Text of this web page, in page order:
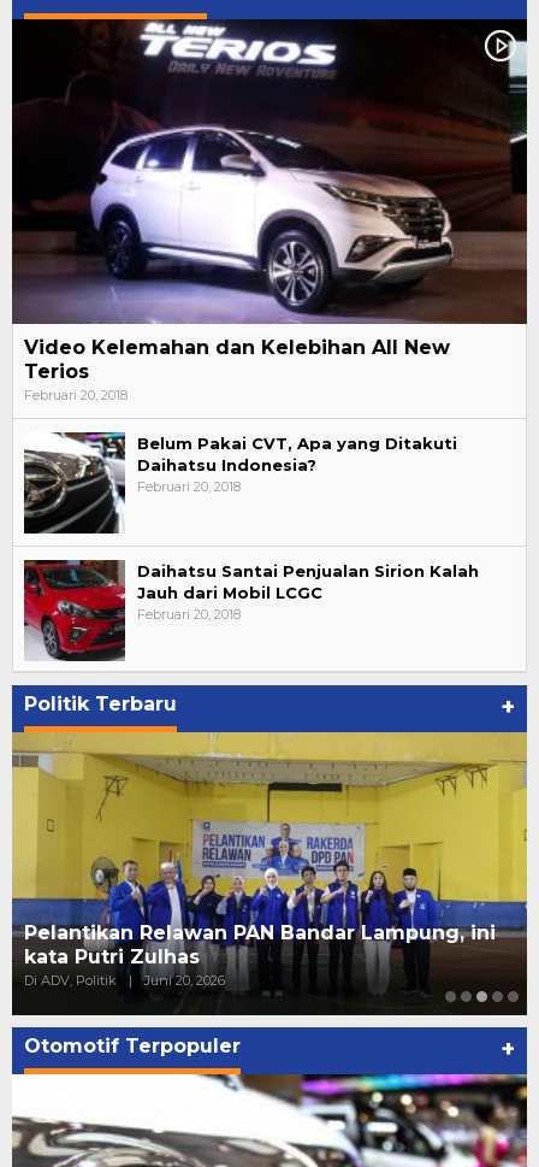
Video Kelemahan dan Kelebihan All New
Terios
Februari 20, 2018
Belum Pakai CVT, Apa yang Ditakuti
Daihatsu Indonesia?
Februari 20, 2018
Daihatsu Santai Penjualan Sirion Kalah
Jauh dari Mobil LCGC
Februari 20, 2018
Politik Terbaru +
15 PK Golkar Tanggamus Resmi Surati DPP,
Tolak Pemberhentian oleh Plt.
Di Daerah, Lampung, Politik | Juni 10, 2026
Otomotif Terpopuler +